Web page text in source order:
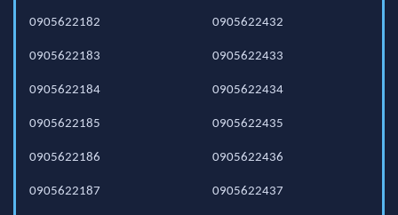
0905622182
0905622183
0905622184
0905622185
0905622186
0905622187
0905622432
0905622433
0905622434
0905622435
0905622436
0905622437